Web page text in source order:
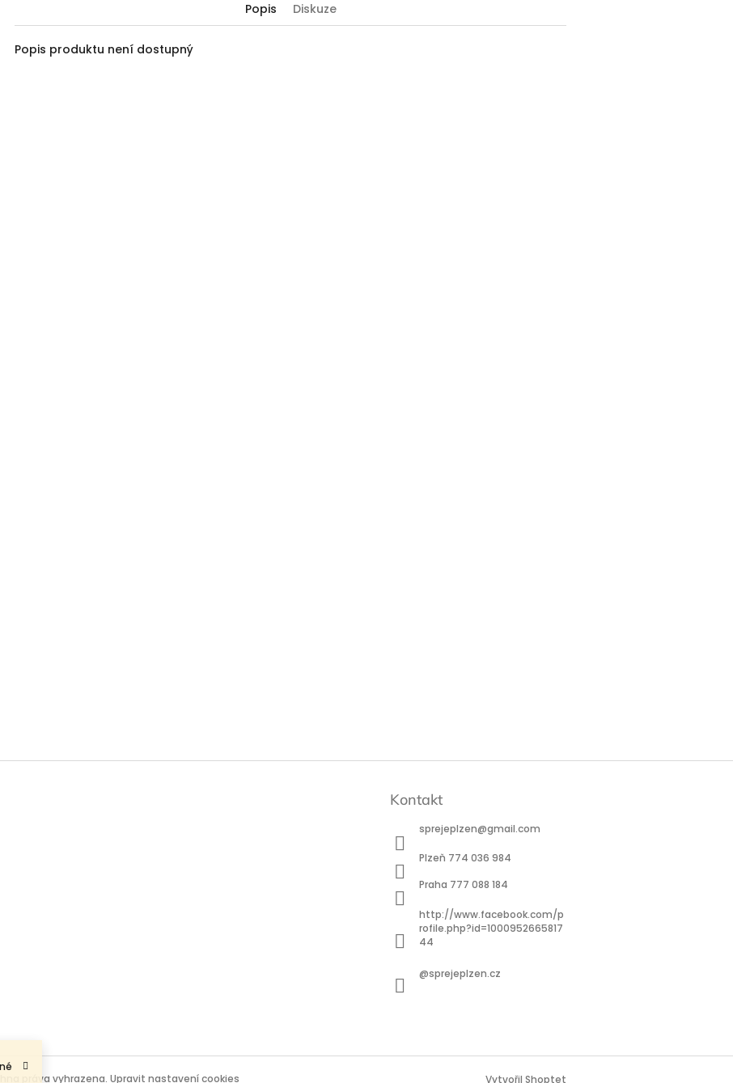
Popis Diskuze
Popis produktu není dostupný
Kontakt
sprejeplzen@gmail.com
Plzeň 774 036 984
Praha 777 088 184
http://www.facebook.com/p
rofile.php?id=1000952665817
44
@sprejeplzen.cz
Vytvořil Shoptet
práva vyhrazena. Upravit nastavení cookies